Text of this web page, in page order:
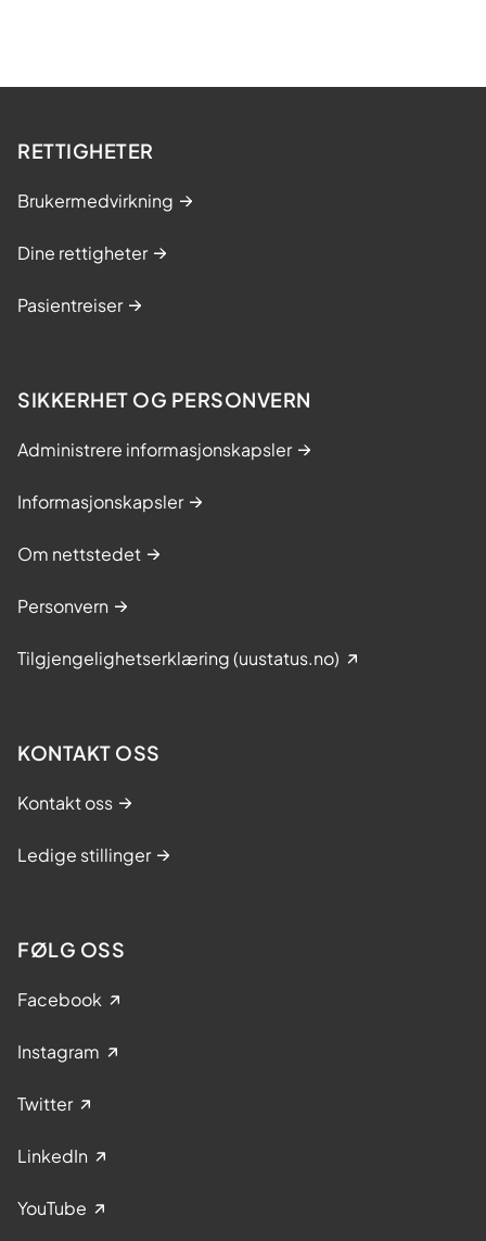
RETTIGHETER
Brukermedvirkning
Dine rettigheter
Pasientreiser
SIKKERHET OG PERSONVERN
Administrere informasjonskapsler
Informasjonskapsler
Om nettstedet
Personvern
Tilgjengelighetserklæring (uustatus.no)
KONTAKT OSS
Kontakt oss
Ledige stillinger
FØLG OSS
Facebook
Instagram
Twitter
LinkedIn
YouTube